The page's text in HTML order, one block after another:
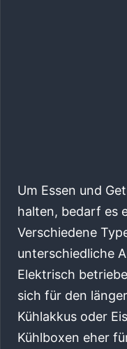
Um Essen und
halten, bedarf es
Verschiedene
unterschiedliche
Elektrisch
sich für den
Kühlakkus oder
Kühlboxen eher